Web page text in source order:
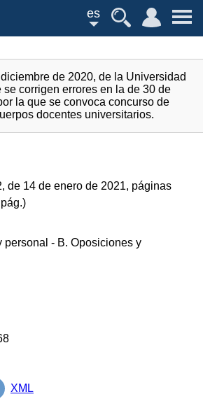
es
de 2020, de la Universidad
corrigen errores en la de 30 de
la que se convoca concurso de
docentes universitarios.
de 14 de enero de 2021, páginas
pág.)
personal - B. Oposiciones y
XML